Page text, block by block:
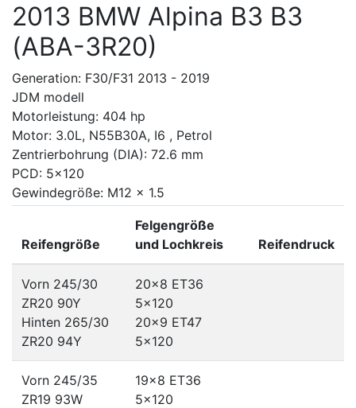
2013 BMW Alpina B3 B3
(ABA-3R20)
Generation: F30/F31 2013 - 2019
JDM modell
Motorleistung: 404 hp
Motor: 3.0L, N55B30A, I6 , Petrol
Zentrierbohrung (DIA): 72.6 mm
PCD: 5x120
Gewindegröße: M12 x 1.5
Reifengröße
Felgengröße
und Lochkreis
Reifendruck
Vorn 245/30
ZR20 90Y
Hinten 265/30
ZR20 94Y
20x8 ET36
5x120
20x9 ET47
5x120
Vorn 245/35
ZR19 93W
19x8 ET36
5x120